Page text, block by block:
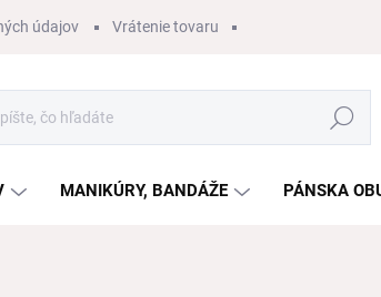
údajov Vrátenie tovaru
Hľadať
MANIKÚRY, BANDÁŽE PÁNSKA